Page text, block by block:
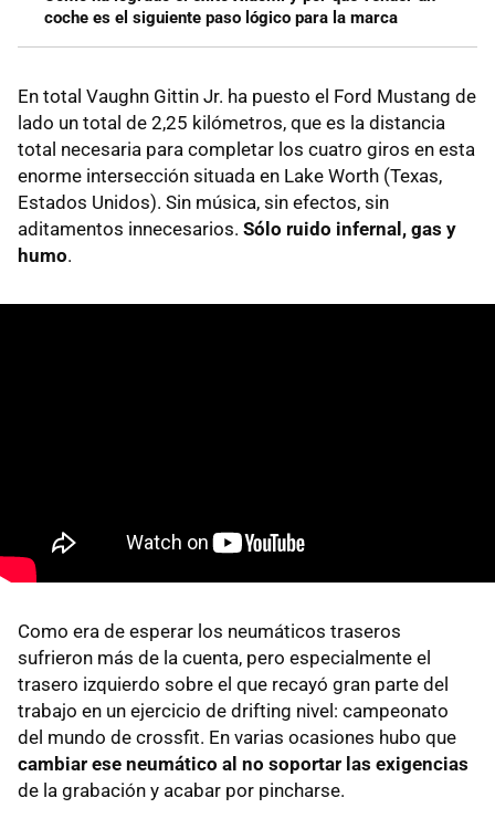
coche es el siguiente paso lógico para la marca
En total Vaughn Gittin Jr. ha puesto el Ford Mustang de
lado un total de 2,25 kilómetros, que es la distancia
total necesaria para completar los cuatro giros en esta
enorme intersección situada en Lake Worth (Texas,
Estados Unidos). Sin música, sin efectos, sin
aditamentos innecesarios. Sólo ruido infernal, gas y
humo.
Como era de esperar los neumáticos traseros
sufrieron más de la cuenta, pero especialmente el
trasero izquierdo sobre el que recayó gran parte del
trabajo en un ejercicio de drifting nivel: campeonato
del mundo de crossfit. En varias ocasiones hubo que
cambiar ese neumático al no soportar las exigencias
de la grabación y acabar por pincharse.